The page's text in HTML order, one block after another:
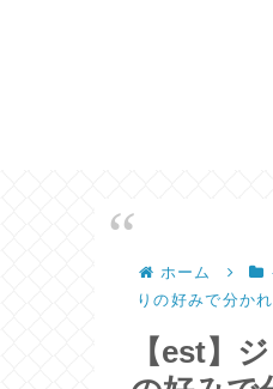
ホーム
りの好みで分か
【est】